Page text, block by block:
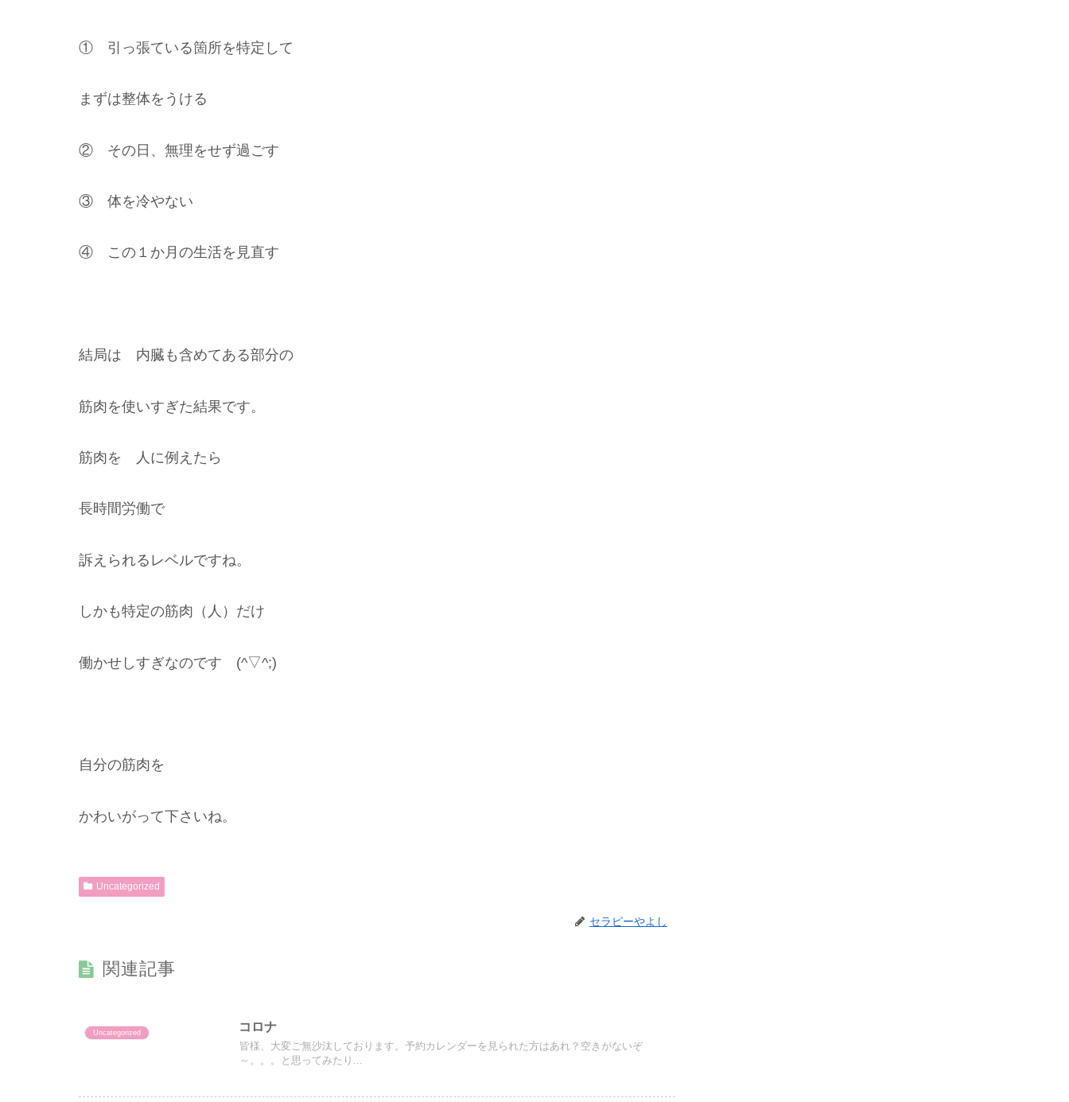
① 引っ張ている箇所を特定して
まずは整体をうける
② その日、無理をせず過ごす
③ 体を冷やない
④ この１か月の生活を見直す
結局は 内臓も含めてある部分の
筋肉を使いすぎた結果です。
筋肉を 人に例えたら
長時間労働で
訴えられるレベルですね。
しかも特定の筋肉（人）だけ
働かせしすぎなのです (^▽^;)
自分の筋肉を
かわいがって下さいね。
Uncategorized
セラピーやよし
関連記事
Uncategorized コロナ
皆様、大変ご無沙汰しております。予約カレンダーを見られた方はあれ？空きがないぞ
～。。。と思ってみたり...